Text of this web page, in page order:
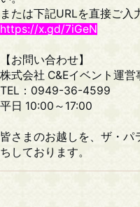
または下記URLを直接ご入
https://x.gd/7iGeN
【お問い合わせ】
株式会社 C&Eイベント運営
TEL：0949-36-4599
平日 10:00～17:00
皆さまのお越しを、ザ・パ
ちしております。